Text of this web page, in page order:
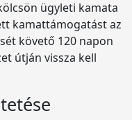
ügyleti kamata
kamattámogatást az
követő 120 napon
útján vissza kell